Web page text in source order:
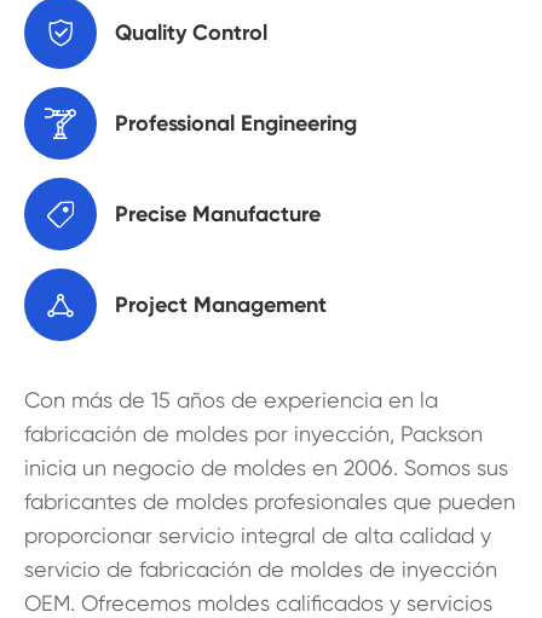
 Quality Control
 Professional Engineering
 Precise Manufacture
 Project Management
Con más de 15 años de experiencia en la
fabricación de moldes por inyección, Packson
inicia un negocio de moldes en 2006. Somos sus
fabricantes de moldes profesionales que pueden
proporcionar servicio integral de alta calidad y
servicio de fabricación de moldes de inyección
OEM. Ofrecemos moldes calificados y servicios